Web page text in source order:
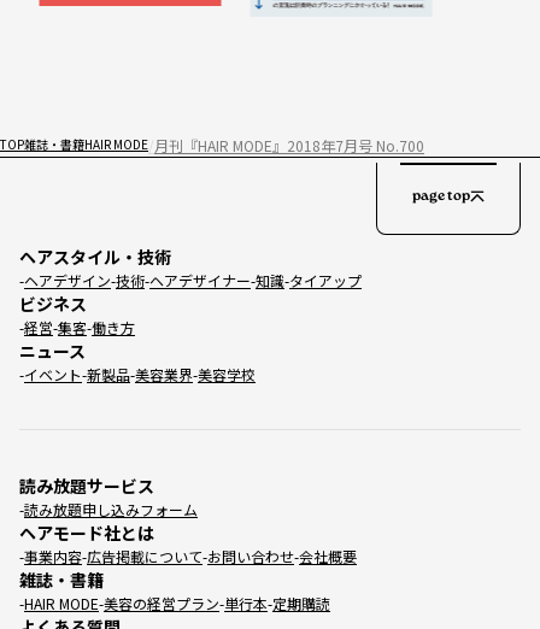
TOP雑誌・書籍HAIR MODE 月刊『HAIR MODE』2018年7月号 No.700
ヘアスタイル・技術
ヘアデザイン 技術 ヘアデザイナー 知識 タイアップ
ビジネス
経営 集客 働き方
ニュース
イベント 新製品 美容業界 美容学校
読み放題サービス
読み放題申し込みフォーム
ヘアモード社とは
事業内容 広告掲載について お問い合わせ 会社概要
雑誌・書籍
HAIR MODE 美容の経営プラン 単行本 定期購読
page top